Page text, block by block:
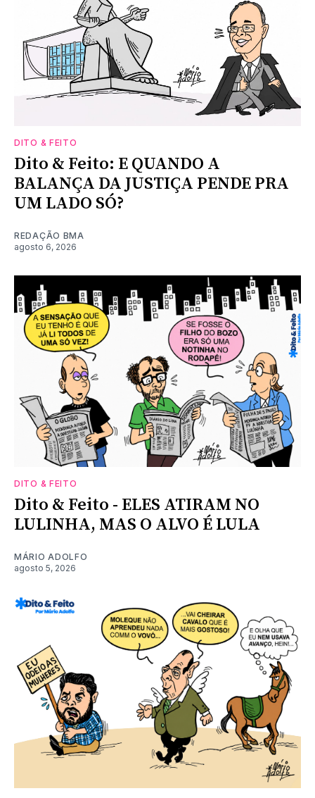
DITO & FEITO
Dito & Feito: E QUANDO A
BALANÇA DA JUSTIÇA PENDE PRA
UM LADO SÓ?
REDAÇÃO BMA
agosto 6, 2026
DITO & FEITO
Dito & Feito - ELES ATIRAM NO
LULINHA, MAS O ALVO É LULA
MÁRIO ADOLFO
agosto 5, 2026